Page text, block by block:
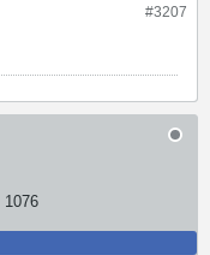
#3207
1076